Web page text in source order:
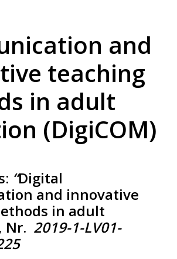
and
teaching
in adult
(DigiCOM)
: “Digital
and innovative
in adult
Nr. 2019-1-LV01-